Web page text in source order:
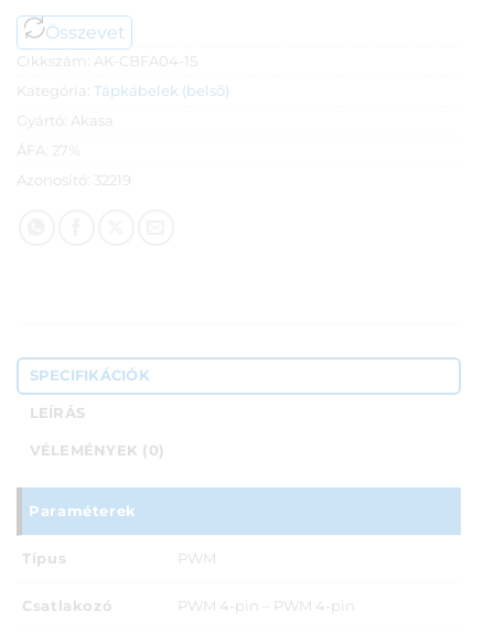
Összevet
Cikkszám: AK-CBFA04-15
Kategória: Tápkábelek (belső)
Gyártó: Akasa
ÁFA: 27%
Azonosító: 32219
SPECIFIKÁCIÓK
LEÍRÁS
VÉLEMÉNYEK (0)
Paraméterek
Típus PWM
Csatlakozó PWM 4-pin – PWM 4-pin